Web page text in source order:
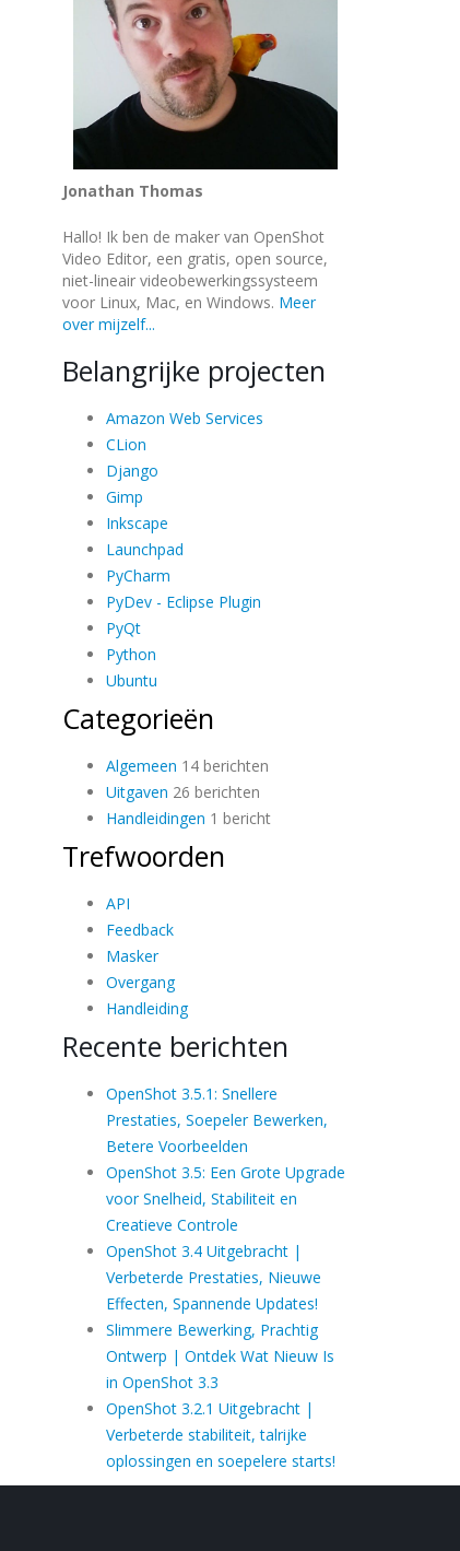
Jonathan Thomas
Hallo! Ik ben de maker van OpenShot
Video Editor, een gratis, open source,
niet-lineair videobewerkingssysteem
voor Linux, Mac, en Windows. Meer
over mijzelf...
Belangrijke projecten
Amazon Web Services
CLion
Django
Gimp
Inkscape
Launchpad
PyCharm
PyDev - Eclipse Plugin
PyQt
Python
Ubuntu
Categorieën
Algemeen 14 berichten
Uitgaven 26 berichten
Handleidingen 1 bericht
Trefwoorden
API
Feedback
Masker
Overgang
Handleiding
Recente berichten
OpenShot 3.5.1: Snellere
Prestaties, Soepeler Bewerken,
Betere Voorbeelden
OpenShot 3.5: Een Grote Upgrade
voor Snelheid, Stabiliteit en
Creatieve Controle
OpenShot 3.4 Uitgebracht |
Verbeterde Prestaties, Nieuwe
Effecten, Spannende Updates!
Slimmere Bewerking, Prachtig
Ontwerp | Ontdek Wat Nieuw Is
in OpenShot 3.3
OpenShot 3.2.1 Uitgebracht |
Verbeterde stabiliteit, talrijke
oplossingen en soepelere starts!